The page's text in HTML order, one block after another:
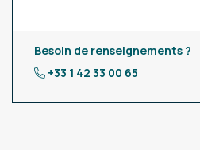
Besoin de renseignements ?
+33 1 42 33 00 65